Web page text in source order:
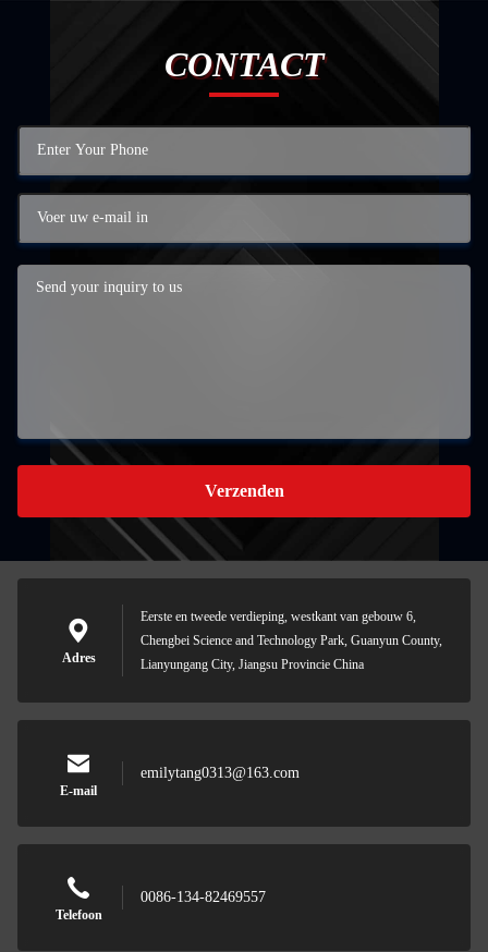
CONTACT
Verzenden
Adres
Eerste en tweede verdieping, westkant van gebouw 6,
Chengbei Science and Technology Park, Guanyun County,
Lianyungang City, Jiangsu Provincie China
E-mail
emilytang0313@163.com
Telefoon
0086-134-82469557